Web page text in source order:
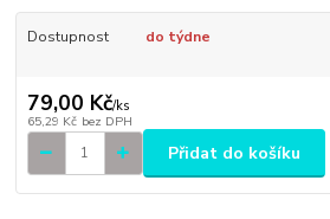
Dostupnost do týdne
79,00 Kč/ks
65,29 Kč bez DPH
Přidat do košíku